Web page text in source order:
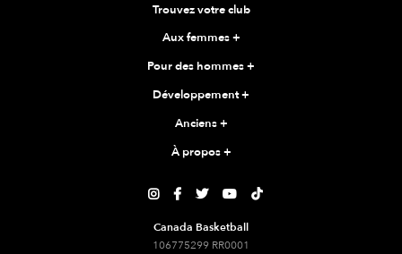
Trouvez votre club
Aux femmes+
Pour des hommes+
Développement+
Anciens+
À propos+
    
Canada Basketball
106775299 RR0001